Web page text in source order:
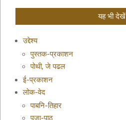
यह भी देखें
उद्देश्य
पुस्तक-प्रकाशन
पोथी, जे पढल
ई-प्रकाशन
लोक-वेद
पाबनि-तिहार
पूजा-पाठ